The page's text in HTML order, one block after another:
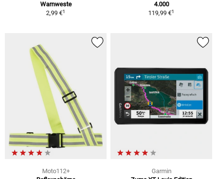
Warnweste
2,99 €1
4.000
119,99 €1
Moto112+
Garmin